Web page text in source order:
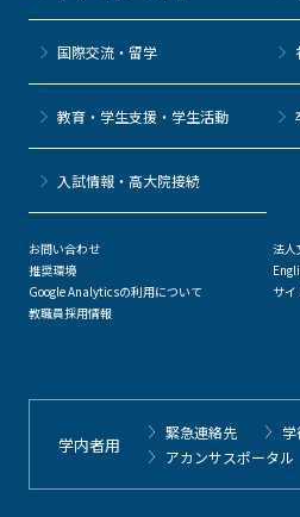
国際交流・留学
教育・学生支援・学生活動
⼊試情報・高大院接続
お問い合わせ
推奨環境
Google Analyticsの利用について
教職員採用情報
法人
サ
学内者用
緊急連絡先
アカンサスポータル